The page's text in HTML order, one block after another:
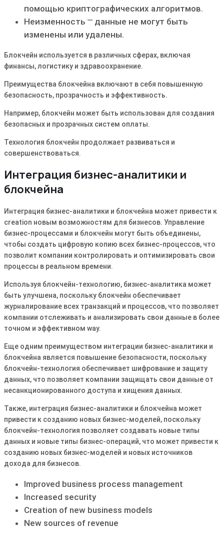
помощью криптографических алгоритмов.
Неизменность ⎻ данные не могут быть
изменены или удалены.
Блокчейн используется в различных сферах, включая
финансы, логистику и здравоохранение.
Преимущества блокчейна включают в себя повышенную
безопасность, прозрачность и эффективность.
Например, блокчейн может быть использован для создания
безопасных и прозрачных систем оплаты.
Технология блокчейн продолжает развиваться и
совершенствоваться.
Интеграция бизнес-аналитики и
блокчейна
Интеграция бизнес-аналитики и блокчейна может привести к
creation новым возможностям для бизнесов. Управление
бизнес-процессами и блокчейн могут быть объединены,
чтобы создать цифровую копию всех бизнес-процессов, что
позволит компании контролировать и оптимизировать свои
процессы в реальном времени.
Используя блокчейн-технологию, бизнес-аналитика может
быть улучшена, поскольку блокчейн обеспечивает
журналирование всех транзакций и процессов, что позволяет
компании отслеживать и анализировать свои данные в более
точном и эффективном way.
Еще одним преимуществом интеграции бизнес-аналитики и
блокчейна является повышение безопасности, поскольку
блокчейн-технология обеспечивает шифрование и защиту
данных, что позволяет компании защищать свои данные от
несанкционированного доступа и хищения данных.
Также, интеграция бизнес-аналитики и блокчейна может
привести к созданию новых бизнес-моделей, поскольку
блокчейн-технология позволяет создавать новые типы
данных и новые типы бизнес-операций, что может привести к
созданию новых бизнес-моделей и новых источников
дохода для бизнесов.
Improved business process management
Increased security
Creation of new business models
New sources of revenue